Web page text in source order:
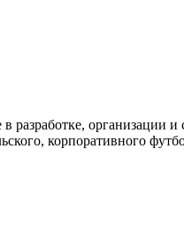
организации
корпоративного